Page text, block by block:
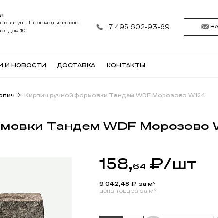
ул. Шереметьевское
дом 10
+7 495 602-93-69
И НОВОСТИ ДОСТАВКА КОНТАКТЫ
Кирпич ручной формовки Тандем WDF Морозово W124
Тандем WDF Морозово
158,64 ₽/шт
9 042,48 ₽ за м²
цена товара за м²